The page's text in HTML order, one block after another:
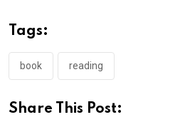
Tags:
book reading
Share This Post: